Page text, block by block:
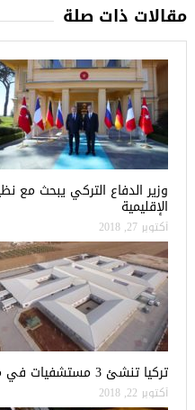
مقالات ذات صلة
وزير الدفاع التركي يبحث مع
الإقليمية
أكتوبر 27, 2018
تركيا تنشئ 3 مستشفيات في مناطق درع الفرات بسوريا
أكتوبر 22, 2018